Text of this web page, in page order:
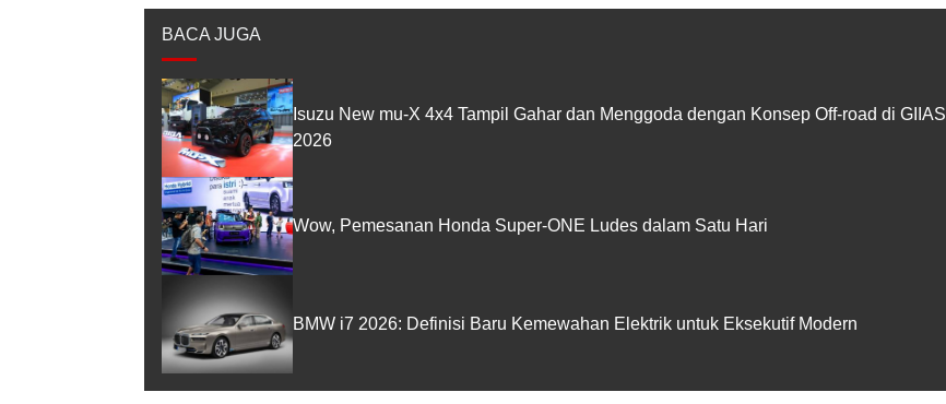
BACA JUGA
Isuzu New mu-X 4x4 Tampil Gahar dan Menggoda dengan Konsep Off-road di GIIAS
2026
Wow, Pemesanan Honda Super-ONE Ludes dalam Satu Hari
BMW i7 2026: Definisi Baru Kemewahan Elektrik untuk Eksekutif Modern